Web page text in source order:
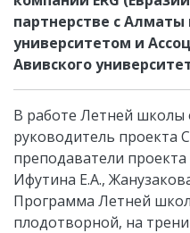
партнерстве с
университетом и
Авивского
В работе Летней школы
руководитель проекта
преподаватели проекта
Ифутина Е.А.,
Программа Летней
плодотворной, на